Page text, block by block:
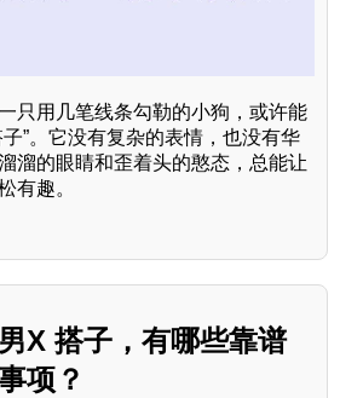
只用几笔线条勾勒的小狗，或许能
”。它没有复杂的表情，也没有华
溜的眼睛和歪着头的憨态，总能让
有趣。
X 搭子，有哪些靠谱
项？